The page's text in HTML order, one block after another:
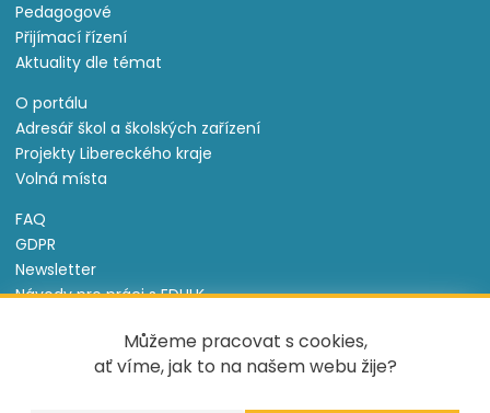
Můžeme pracovat s cookies,
ať víme, jak to na našem webu žije?
Pedagogové
Přijímací řízení
Aktuality dle témat
O portálu
Adresář škol a školských zařízení
Projekty Libereckého kraje
Volná místa
FAQ
GDPR
Newsletter
Návody pro práci s EDULK
Nastavení cookies
Informace o souborech cookie